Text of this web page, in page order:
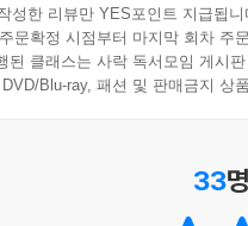
각의 출발점, 〈과학이 기본
학·지구 과학·천문학까지,
하는 통합 과학 시리즈
성한 리뷰만 YES포인트 지급됩니
문확정 시점부터 마지막 회차 주
된 클래스는 사락 독서모임 게시
Blu-ray, 패션 및 판매금지 상
33